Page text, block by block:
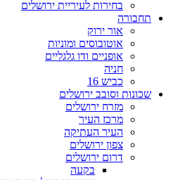
בחירות לעיריית ירושלים
תחבורה
אור ירוק
אוטובוסים ומוניות
אופניים ודו גלגליים
חניה
כביש 16
שכונות וסובב ירושלים
מזרח ירושלים
מרכז העיר
העיר העתיקה
צפון ירושלים
דרום ירושלים
בקעה